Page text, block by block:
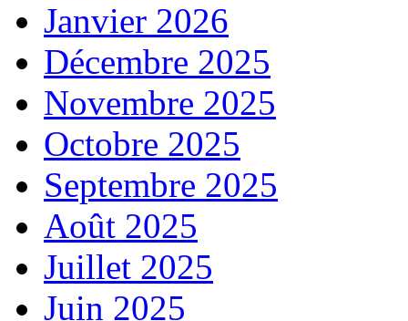
Janvier 2026
Décembre 2025
Novembre 2025
Octobre 2025
Septembre 2025
Août 2025
Juillet 2025
Juin 2025